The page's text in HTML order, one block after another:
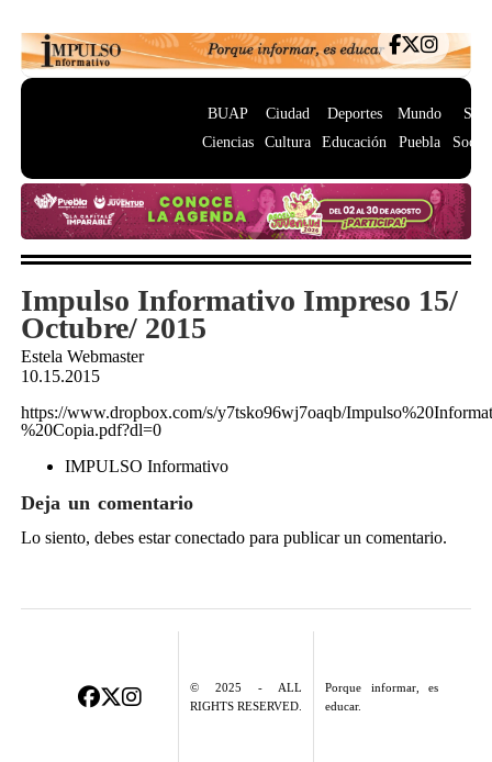
BUAP
Ciencias
Ciudad
Cultura
Deportes
Educación
Mundo
Puebla
Impulso Informativo Impreso 15/
Octubre/ 2015
Estela Webmaster
10.15.2015
https://www.dropbox.com/s/y7tsko96wj7oaqb/
%20Copia.pdf?dl=0
IMPULSO Informativo
Deja un comentario
Lo siento, debes estarconectadopara publicar un comentario.
© 2025 - ALL
RIGHTS RESERVED.
Porque informar, es
educar.